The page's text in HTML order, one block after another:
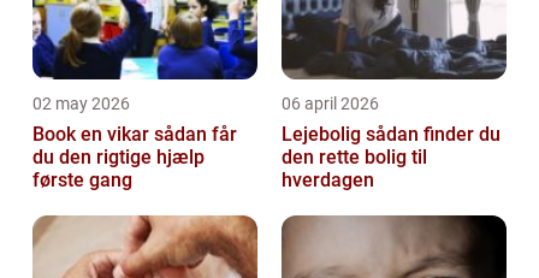
02 may 2026
Book en vikar sådan får
du den rigtige hjælp
første gang
06 april 2026
Lejebolig sådan finder du
den rette bolig til
hverdagen